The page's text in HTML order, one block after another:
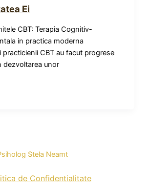
Ei
CBT: Terapia Cognitiv-
in practica moderna
practicienii CBT au facut progrese
dezvoltarea unor
Stela Neamt
de Confidentialitate